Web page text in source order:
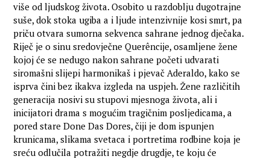
više od ljudskog života. Osobito u razdoblju dugotrajne
suše, dok stoka ugiba a i ljude intenzivnije kosi smrt, pa
priču otvara sumorna sekvenca sahrane jednog dječaka.
Riječ je o sinu sredovječne Querêncije, osamljene žene
kojoj će se nedugo nakon sahrane početi udvarati
siromašni slijepi harmonikaš i pjevač Aderaldo, kako se
isprva čini bez ikakva izgleda na uspjeh. Žene različitih
generacija nosivi su stupovi mjesnoga života, ali i
inicijatori drama s mogućim tragičnim posljedicama, a
pored stare Done Das Dores, čiji je dom ispunjen
krunicama, slikama svetaca i portretima rodbine koja je
sreću odlučila potražiti negdje drugdje, te koju će